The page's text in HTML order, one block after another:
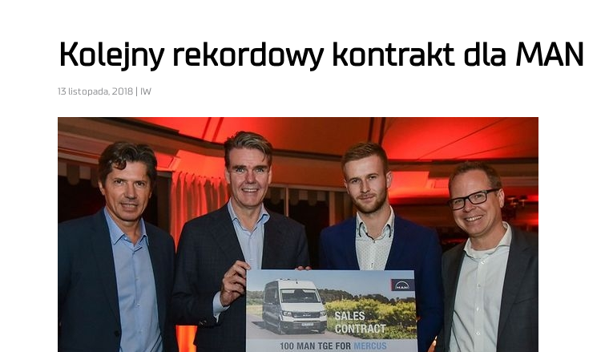
Kolejny rekordowy kontrakt dla MAN
13 listopada, 2018 | IW